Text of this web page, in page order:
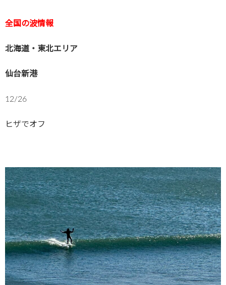
全国の波情報
北海道・東北エリア
仙台新港
12/26
ヒザでオフ